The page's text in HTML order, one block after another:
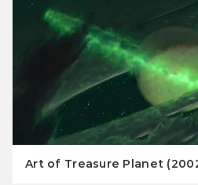
Art of Treasure Planet